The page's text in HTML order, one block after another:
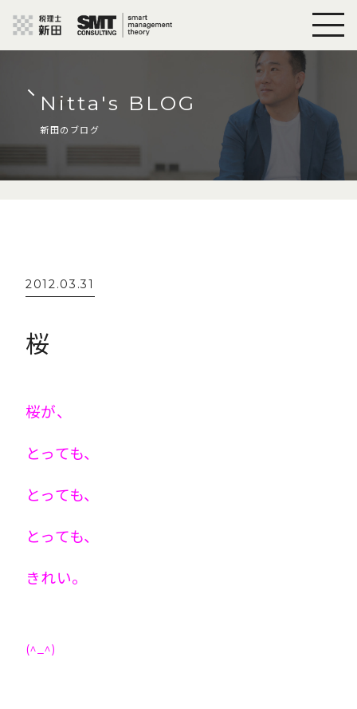
Nitta's BLOG
新田のブログ
2012.03.31
桜
桜が、
とっても、
とっても、
とっても、
きれい。
(^_^)